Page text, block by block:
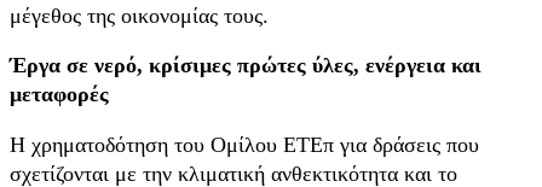
μέγεθος της οικονομίας τους.
Έργα σε νερό, κρίσιμες πρώτες ύλες, ενέργεια και
μεταφορές
Η χρηματοδότηση του Ομίλου ΕΤΕπ για δράσεις που
σχετίζονται με την κλιματική ανθεκτικότητα και το